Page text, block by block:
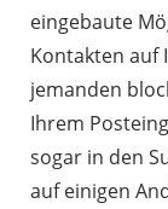
eingebaute
Kontakten auf
jemanden
Ihrem
sogar in den
auf einigen